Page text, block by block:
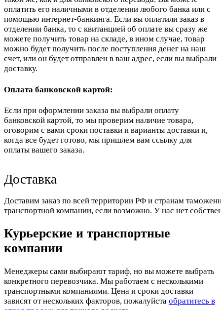
оплатить его наличными в отделении любого банка или с
помощью интернет-банкинга. Если вы оплатили заказ в
отделении банка, то с квитанцией об оплате вы сразу же
можете получить товар на складе, в ином случае, товар
можно будет получить после поступления денег на наш
счет, или он будет отправлен в ваш адрес, если вы выбрали
доставку.
Оплата банковской картой:
Если при оформлении заказа вы выбрали оплату
банковской картой, то мы проверим наличие товара,
оговорим с вами сроки поставки и варианты доставки и,
когда все будет готово, мы пришлем вам ссылку для
оплаты вашего заказа.
Доставка
Доставим заказ по всей территории РФ и странам
транспортной компании, если возможно. У нас нет
Курьерские и транспортные
компании
Менеджеры сами выбирают тариф, но вы можете выбрать
конкретного перевозчика. Мы работаем с несколькими
транспортными компаниями. Цена и сроки доставки
зависят от нескольких факторов, пожалуйста обратитесь в